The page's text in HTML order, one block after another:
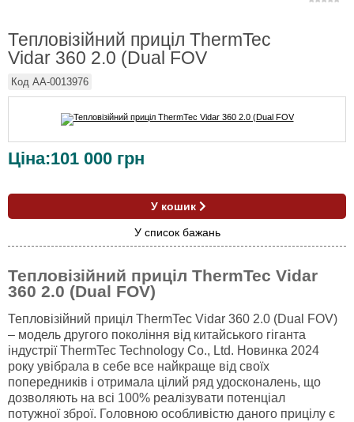
Тепловізійний приціл ThermTec
Vidar 360 2.0 (Dual FOV
Код AA-0013976
Ціна:101 000 грн
У кошик
У список бажань
Тепловізійний приціл ThermTec Vidar
360 2.0 (Dual FOV)
Тепловізійний приціл ThermTec Vidar 360 2.0 (Dual FOV)
– модель другого покоління від китайського гіганта
індустрії ThermTec Technology Co., Ltd. Новинка 2024
року увібрала в себе все найкраще від своїх
попередників і отримала цілий ряд удосконалень, що
дозволяють на всі 100% реалізувати потенціал
потужної зброї. Головною особливістю даного прицілу є